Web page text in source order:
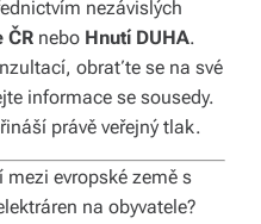
nezávislých
ČR nebo Hnutí DUHA.
obraťte se na své
informace se sousedy.
právě veřejný tlak.
mezi evropské země s
na obyvatele?